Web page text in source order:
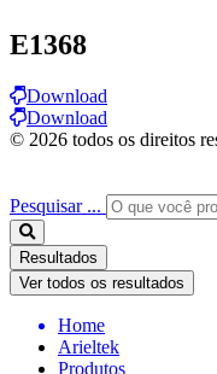
E1368
Download
Download
© 2026 todos os direitos
Pesquisar ...
Resultados
Ver todos os resultados
Home
Arieltek
Produtos